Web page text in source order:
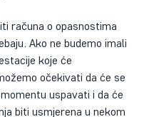
računa o opasnostima
Ako ne budemo imali
koje će
očekivati da će se
uspavati i da će
biti usmjerena u nekom